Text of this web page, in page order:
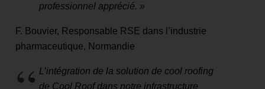
professionnel apprécié. »
F. Bouvier, Responsable RSE dans l’industrie
pharmaceutique, Normandie
L’intégration de la solution de cool roofing
de Cool Roof dans notre infrastructure